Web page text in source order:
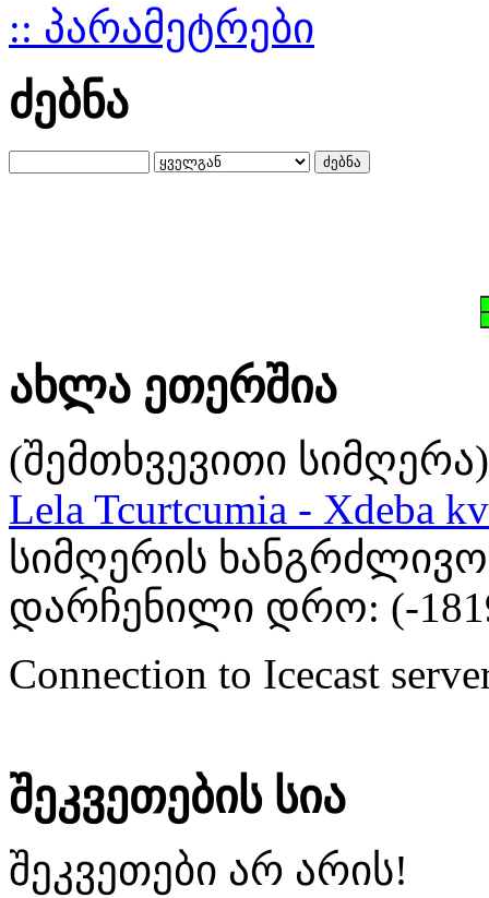
:: პარამეტრები
ძებნა
ახლა ეთერშია
(შემთხვევითი სიმღერა)
Lela Tcurtcumia - Xdeba
სიმღერის
დარჩენილი დრო: (-
Connection to Icecast
შეკვეთების სია
შეკვეთები არ არის!